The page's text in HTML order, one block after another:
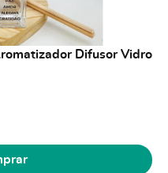
Difusor Vidro